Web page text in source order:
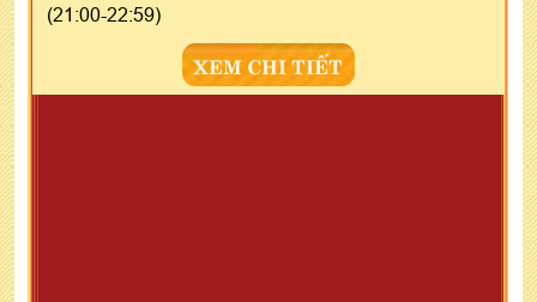
(21:00-22:59)
XEM CHI TIẾT